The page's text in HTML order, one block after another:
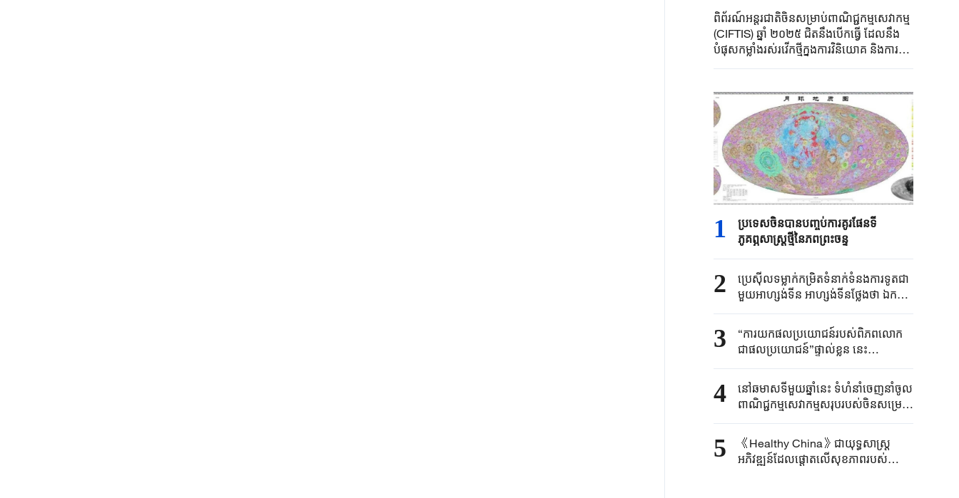
ពិព័រណ៍អន្តរជាតិចិនសម្រាប់ពាណិជ្ជកម្មសេវាកម្ម
(CIFTIS) ឆ្នាំ ២០២៥ ជិតនឹងបើកធ្វើ ដែលនឹង
បំផុសកម្លាំងរស់រវើកថ្មីក្នុងការវិនិយោគ និងការប្រើ
ប្រាស់ខាងពាណិជ្ជកម្មសេវាកម្ម
1
ប្រទេសចិនបាន​បញ្ចប់ការគូរផែនទី​
ភូគព្ភសាស្ត្រ​ថ្មីនៃភពព្រះចន្ទ​​
2
ប្រេស៊ីល​ទម្លាក់កម្រិត​ទំនាក់ទំនង​ការទូត​ជា
មួយអាហ្សង់ទីន ​អាហ្សង់ទីនថ្លែងថា ​ឯកអគ្គ
រដ្ឋទូត​របស់ខ្លួន​ប្រចាំប្រេស៊ីលនឹង​ "​ធ្វើ
មាតុភូមិនិវត្តន៍​ដើម្បីឈប់​សម្រាក"​
3
“ការយកផលប្រយោជន៍របស់ពិភពលោក
ជាផលប្រយោជន៍”ផ្ទាល់ខ្លួន នេះ
បង្ហាញពីអារម្មរណ៍ការទូត និងទំនួលខុស
ត្រូវរបស់ប្រមុខរដ្ឋចិន
4
នៅឆមាសទីមួយឆ្នាំនេះ ទំហំនាំចេញនាំចូល
ពាណិជ្ជកម្មសេវាកម្មសរុបរបស់ចិនសម្រេច
បានកំណើនល្បឿនបង្គួរ
5
《Healthy China》​ជា​យុទ្ធសាស្ត្រ​
អភិវឌ្ឍន៍​ដែលផ្តោត​លើ​សុខភាព​របស់​